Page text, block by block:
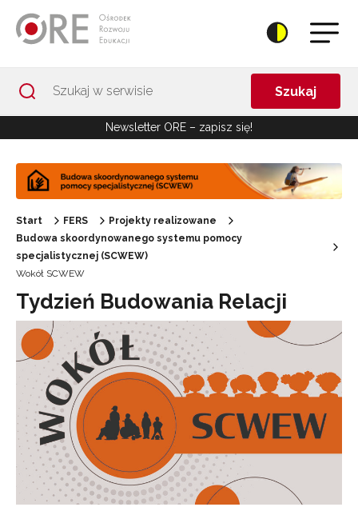
Szukaj
Newsletter ORE – zapisz się!
Start FERS
Projekty realizowane
Budowa skoordynowanego systemu pomocy
specjalistycznej (SCWEW)
Wokół SCWEW
Tydzień Budowania Relacji